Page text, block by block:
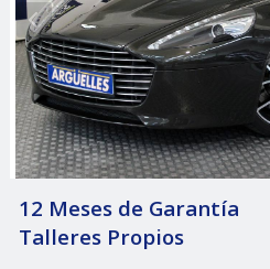
12 Meses de Garantía
Talleres Propios